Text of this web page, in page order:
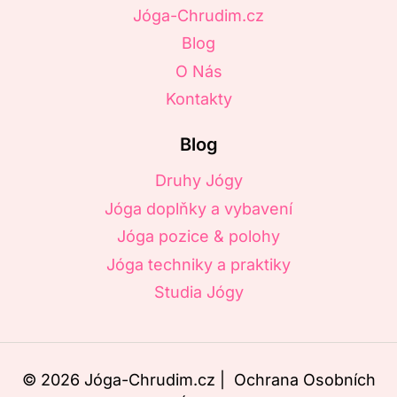
Jóga-Chrudim.cz
Blog
O Nás
Kontakty
Blog
Druhy Jógy
Jóga doplňky a vybavení
Jóga pozice & polohy
Jóga techniky a praktiky
Studia Jógy
© 2026 Jóga-Chrudim.cz | Ochrana Osobních